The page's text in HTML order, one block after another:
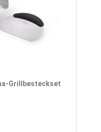
Grillbesteckset